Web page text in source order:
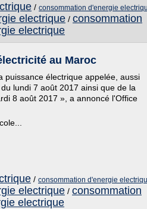
/ consommation d'energie
electrique / consommation
electrique
au Maroc
électrique appelée, aussi
lundi 7 août 2017 ainsi que de la
8 août 2017 », a annoncé l'Office
/ consommation d'energie
electrique / consommation
electrique